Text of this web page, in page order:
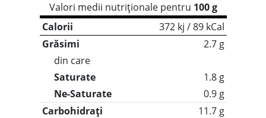
Valori medii nutriționale pentru 100 g
Calorii
372 kj / 89 kCal
Grăsimi
2.7 g
din care
Saturate
1.8 g
Ne-Saturate
0.9 g
Carbohidrați
11.7 g